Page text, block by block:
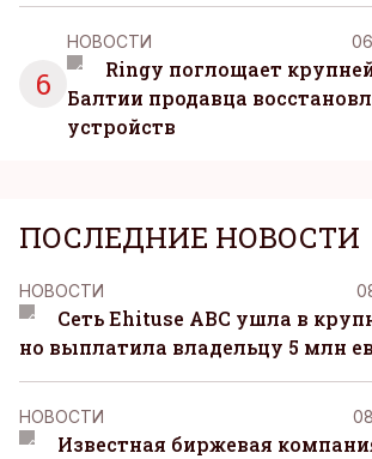
6
НОВОСТИ
Ringy поглощает
Балтии продавца
устройств
ПОСЛЕДНИЕ НОВОСТИ
НОВОСТИ
Сеть Ehituse ABC ушла в
но выплатила владельцу 5 млн
НОВОСТИ
Известная биржевая